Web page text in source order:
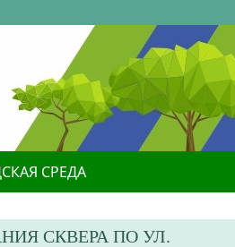
СРЕДА
СКВЕРА ПО УЛ.